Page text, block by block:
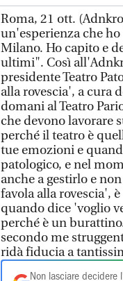
Roma, 21 ott.
un'esperienza che
Milano. Ho capito e
ultimi". Così
presidente Teatro
alla rovescia', a cura
domani al Teatro
che devono lavorare
perché il teatro è
tue emozioni e
patologico, e nel
anche a gestirlo e
favola alla rovescia',
quando dice 'voglio
perché è un
secondo me
ridà fiducia a
Non lasciare decidere